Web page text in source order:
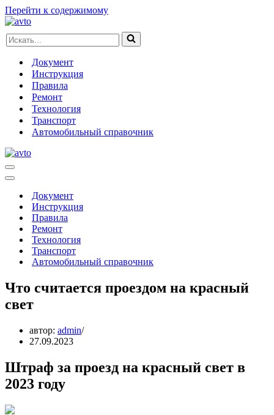
Перейти к содержимому
Искать...
Документ
Инструкция
Правила
Ремонт
Технология
Транспорт
Автомобильный справочник
Меню
навигации
Меню
навигацииДокумент
Инструкция
Правила
Ремонт
Технология
Транспорт
Автомобильный справочник
Что считается проездом на красный
свет
автор: admin
27.09.2023
Штраф за проезд на красный свет в
2023 году